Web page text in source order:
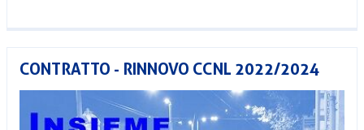
CONTRATTO - RINNOVO CCNL 2022/2024